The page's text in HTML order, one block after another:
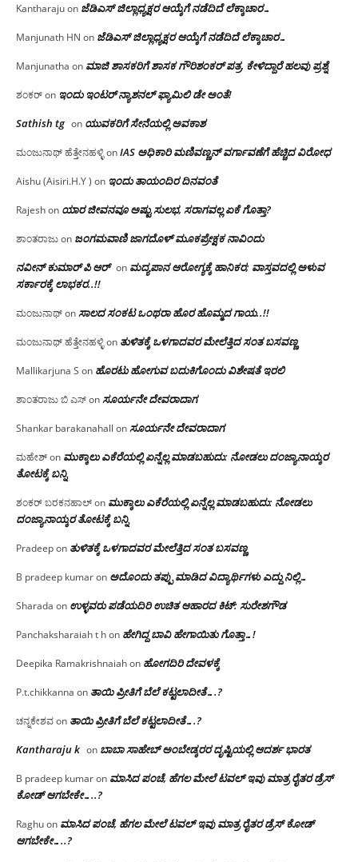
Kantharajuon ಜೆಡಿಎಸ್ ಜಿಲ್ಲಾಧ್ಯಕ್ಷರ ಆಯ್ಕೆಗೆ ನಡೆದಿದೆ ಲೆಕ್ಕಾಚಾರ…
Manjunath HN on ಜೆಡಿಎಸ್ ಜಿಲ್ಲಾಧ್ಯಕ್ಷರ ಆಯ್ಕೆಗೆ ನಡೆದಿದೆ ಲೆಕ್ಕಾಚಾರ…
Manjunatha on ಮಾಜಿ ಶಾಸಕರಿಗೆ ಶಾಸಕ ಗೌರಿಶಂಕರ್ ಪತ್ರ, ಕೇಳಿದ್ದಾರೆ ಹಲವು ಪ್ರಶ್ನೆ
ಶಂಕರ್on ಇಂದು ಇಂಟರ್ ನ್ಯಾಶನಲ್ ಫ್ಯಾಮಿಲಿ ಡೇ ಅಂತೆ!
Sathish tg on ಯುವಕರಿಗೆ ಸೇನೆಯಲ್ಲಿ ಅವಕಾಶ
ಮಂಜುನಾಥ್ ಹೆತ್ತೇನಹಳ್ಳಿonIAS ಅಧಿಕಾರಿ ಮಣಿವಣ್ಣನ್ ವರ್ಗಾವಣೆಗೆ ಹೆಚ್ಚಿದ‌ ವಿರೋಧ
Aishu (Aisiri.H.Y ) on ಇಂದು ತಾಯಂದಿರ ದಿನವಂತೆ
Rajeshon ಯಾರ ಜೀವನವೂ ಅಷ್ಟು ಸುಲಭ, ಸರಾಗವಲ್ಲ ಏಕೆ ಗೊತ್ತಾ?
ಶಾಂತರಾಜುon ಜಂಗಮವಾಣಿ ಜಾಗದೊಳ್ ಮೂಕಪ್ರೇಕ್ಷಕ ನಾವಿಂದು
ನವೀನ್ ಕುಮಾರ್ ಪಿ ಆರ್ on ಮದ್ಯಪಾನ ಆರೋಗ್ಯಕ್ಕೆ ಹಾನಿಕರ; ವಾಸ್ತವದಲ್ಲಿ ಅಳುವ
ಸರ್ಕಾರಕ್ಕೆ ಲಾಭಕರ..!!
ಮಂಜುನಾಥ್onಸಾಲದ ಸಂಕಟ ಒಂಥರಾ ಹೊರ ಹೊಮ್ಮದ ಗಾಯ..!!
ಮಂಜುನಾಥ್ ಹೆತ್ತೇನಹಳ್ಳಿon ತುಳಿತಕ್ಕೆ ಒಳಗಾದವರ ಮೇಲೆತ್ತಿದ ಸಂತ ಬಸವಣ್ಣ
Mallikarjuna S on ಹೊರಟು ಹೋಗುವ ಬದುಕಿಗೊಂದು ವಿಶೇಷತೆ ಇರಲಿ
ಶಾಂತರಾಜು ಬಿ ಎಸ್onಸೂರ್ಯನೇ ದೇವರಾದಾಗ
Shankar barakanahall onಸೂರ್ಯನೇ ದೇವರಾದಾಗ
ಮಹೇಶ್on ಮುಕ್ಕಾಲು ಎಕೆರೆಯಲ್ಲಿ ಏನ್ನೆಲ್ಲ‌ ಮಾಡಬಹುದು: ನೋಡಲು ದಂಜ್ಯಾನಾಯ್ಕರ
ತೋಟಕ್ಕೆ ಬನ್ನಿ
ಶಂಕರ್ ಬರಕನಹಾಲ್on ಮುಕ್ಕಾಲು ಎಕೆರೆಯಲ್ಲಿ ಏನ್ನೆಲ್ಲ‌ ಮಾಡಬಹುದು: ನೋಡಲು
ದಂಜ್ಯಾನಾಯ್ಕರ ತೋಟಕ್ಕೆ ಬನ್ನಿ
Pradeepon ತುಳಿತಕ್ಕೆ ಒಳಗಾದವರ ಮೇಲೆತ್ತಿದ ಸಂತ ಬಸವಣ್ಣ
B pradeep kumaron ಅದೊಂದು ತಪ್ಪು ಮಾಡಿದ ವಿದ್ಯಾರ್ಥಿಗಳು ಎದ್ದು ನಿಲ್ಲಿ…
Sharada on ಉಳ್ಳವರು ಪಡೆಯದಿರಿ ಉಚಿತ ಆಹಾರದ ಕಿಟ್: ಸುರೇಶಗೌಡ
Panchaksharaiah t hon ಹೇಗಿದ್ದ ಬಾವಿ ಹೇಗಾಯಿತು ಗೊತ್ತಾ…!
Deepika Ramakrishnaiahon ಹೋಗದಿರಿ ದೇವಳಕ್ಕೆ
P.t.chikkanna on ತಾಯಿ ಪ್ರೀತಿಗೆ ಬೆಲೆ ಕಟ್ಟಲಾದೀತೆ….?
ಚನ್ನಕೇಶವon ತಾಯಿ ಪ್ರೀತಿಗೆ ಬೆಲೆ ಕಟ್ಟಲಾದೀತೆ….?
Kantharaju k on ಬಾಬಾ ಸಾಹೇಬ್ ಅಂಬೇಡ್ಕರರ ದೃಷ್ಟಿಯಲ್ಲಿ ಆದರ್ಶ ಭಾರತ
B pradeep kumaron ಮಾಸಿದ ಪಂಚೆ, ಹೆಗಲ ಮೇಲೆ ಟವಲ್‌ ಇವು ಮಾತ್ರ ರೈತರ ಡ್ರೆಸ್‌
ಕೋಡ್ ಆಗಬೇಕೇ…..?‌
Raghuon ಮಾಸಿದ ಪಂಚೆ, ಹೆಗಲ ಮೇಲೆ ಟವಲ್‌ ಇವು ಮಾತ್ರ ರೈತರ ಡ್ರೆಸ್‌ ಕೋಡ್
ಆಗಬೇಕೇ…..?‌